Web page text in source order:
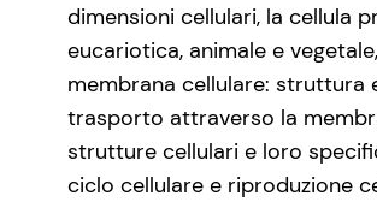
dimensioni cellulari, la cellula
eucariotica, animale e
membrana cellulare: struttura
trasporto attraverso la
strutture cellulari e loro
ciclo cellulare e riproduzione